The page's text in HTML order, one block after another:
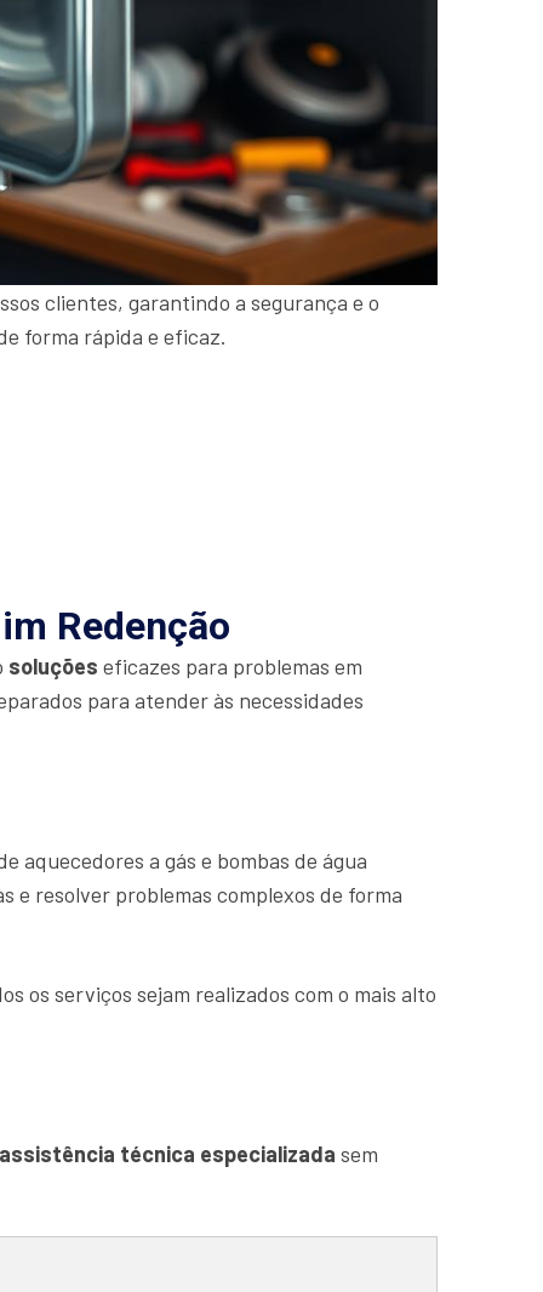
clientes, garantindo a segurança e o
forma rápida e eficaz.
Redenção
soluções eficazes para problemas em
para atender às necessidades
aquecedores a gás e bombas de água
e resolver problemas complexos de forma
os serviços sejam realizados com o mais alto
assistência técnica especializada sem